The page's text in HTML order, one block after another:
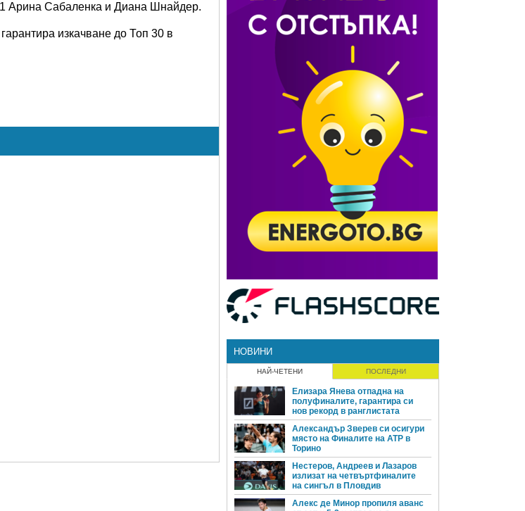
Арина Сабаленка и Диана Шнайдер.
изкачване до Топ 30 в
НОВИНИ
НАЙ-ЧЕТЕНИ ПОСЛЕДНИ
Елизара Янева отпадна на
полуфиналите, гарантира си
нов рекорд в ранглистата
Александър Зверев си осигури
място на Финалите на ATP в
Торино
Нестеров, Андреев и Лазаров
излизат на четвъртфиналите
на сингъл в Пловдив
Алекс де Минор пропиля аванс